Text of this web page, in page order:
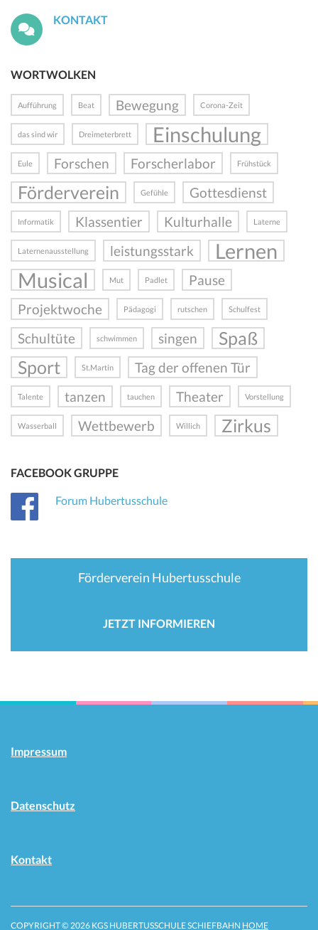
KONTAKT
WORTWOLKEN
Aufführung Beat Bewegung Corona-Zeit
das sind wir Dreimeterbrett Einschulung
Eule Forschen Forscherlabor Frühstück
Förderverein Gefühle Gottesdienst
Informatik Klassentier Kulturhalle Laterne
Laternenausstellung leistungsstark
Lernen
Musical
Mut Padlet
Pause
Projektwoche
Pädagogi rutschen Schulfest
Schultüte schwimmen singen
Spaß
Sport
St.Martin Tag der offenen Tür
Talente tanzen tauchen Theater Vorstellung
Wasserball Wettbewerb Willich Zirkus
FACEBOOK GRUPPE
Forum Hubertusschule
Förderverein Hubertusschule
JETZT INFORMIEREN
Impressum
Datenschutz
Kontakt
COPYRIGHT © 2026 KGS HUBERTUSSCHULE SCHIEFBAHN HOME